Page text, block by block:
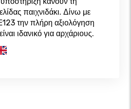
παιχνιδάκι. Δίνω με
την πλήρη αξιολόγηση
ιδανικό για αρχάριους.